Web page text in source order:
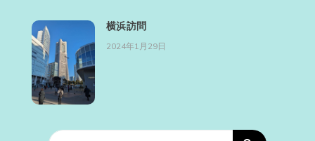
横浜訪問
2024年1月29日